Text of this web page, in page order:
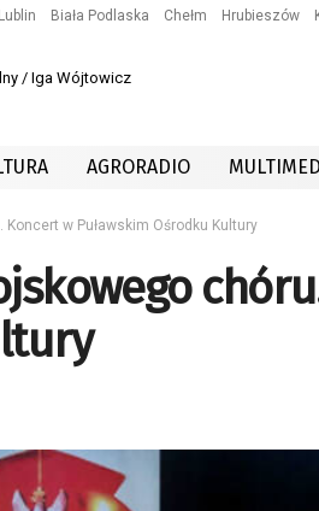
Lublin Biała Podlaska Chełm Hrubieszów
/ Iga Wójtowicz
AGRORADIO
w Puławskim Ośrodku Kultury